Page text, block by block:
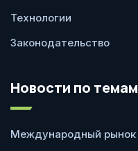
Технологии
Законодательство
Новости по темам
Международный рынок